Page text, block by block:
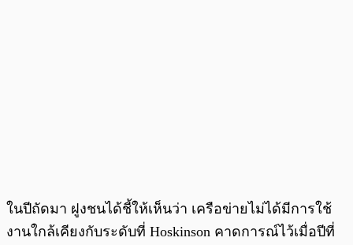
ในปีถัดมา ฝูงชนได้ชี้ให้เห็นว่า เครือข่ายไม่ได้มีการใช้
งานใกล้เคียงกับระดับที่ Hoskinson คาดการณ์ไว้เมื่อปีที่